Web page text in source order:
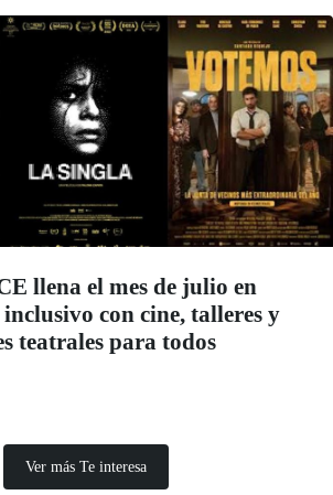
llena el mes de julio en
con cine, talleres y
teatrales para todos
Ver más Te interesa